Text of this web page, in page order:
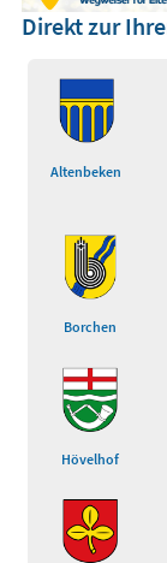
Direkt zur
Altenbeken
Borchen
Hövelhof